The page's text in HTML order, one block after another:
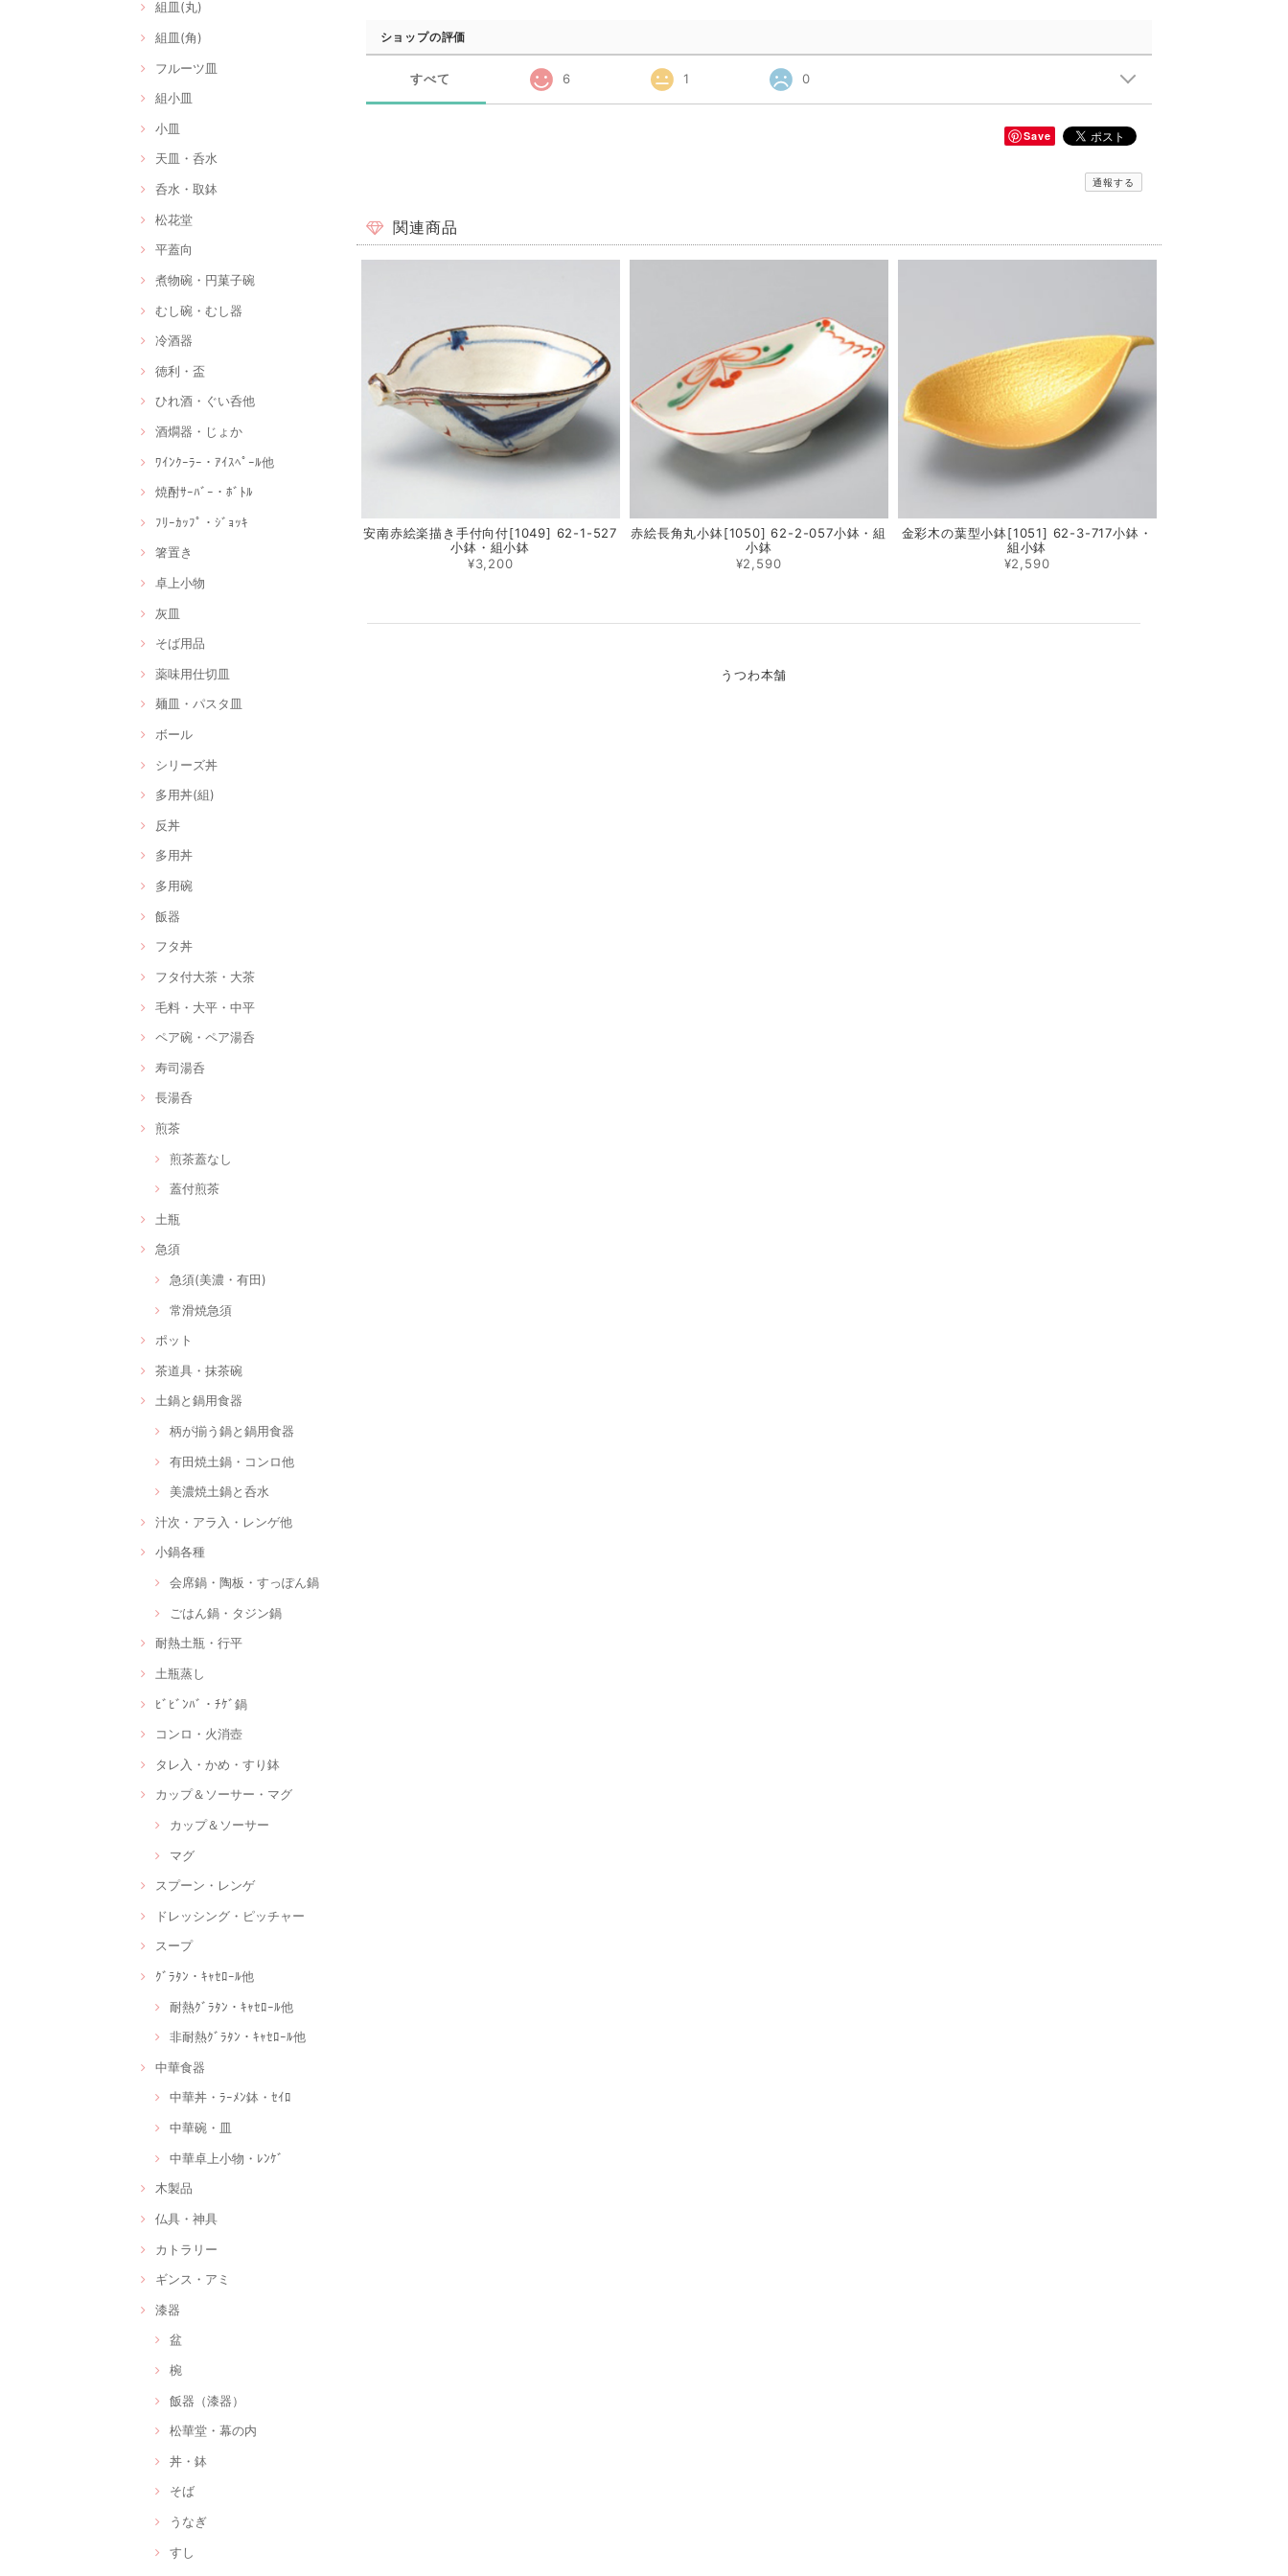
組皿(丸)
組皿(角)
フルーツ皿
組小皿
小皿
天皿・呑水
呑水・取鉢
松花堂
平蓋向
煮物碗・円菓子碗
むし碗・むし器
冷酒器
徳利・盃
ひれ酒・ぐい呑他
酒燗器・じょか
ﾜｲﾝｸｰﾗｰ・ｱｲｽﾍﾟｰﾙ他
焼酎ｻｰﾊﾞｰ・ﾎﾞﾄﾙ
ﾌﾘｰｶｯﾌﾟ・ｼﾞｮｯｷ
箸置き
卓上小物
灰皿
そば用品
薬味用仕切皿
麺皿・パスタ皿
ボール
シリーズ丼
多用丼(組)
反丼
多用丼
多用碗
飯器
フタ丼
フタ付大茶・大茶
毛料・大平・中平
ペア碗・ペア湯呑
寿司湯呑
長湯呑
煎茶
煎茶蓋なし
蓋付煎茶
土瓶
急須
急須(美濃・有田)
常滑焼急須
ポット
茶道具・抹茶碗
土鍋と鍋用食器
柄が揃う鍋と鍋用食器
有田焼土鍋・コンロ他
美濃焼土鍋と呑水
汁次・アラ入・レンゲ他
小鍋各種
会席鍋・陶板・すっぽん鍋
ごはん鍋・タジン鍋
耐熱土瓶・行平
土瓶蒸し
ﾋﾞﾋﾞﾝﾊﾞ・ﾁｹﾞ鍋
コンロ・火消壺
タレ入・かめ・すり鉢
カップ＆ソーサー・マグ
カップ＆ソーサー
マグ
スプーン・レンゲ
ドレッシング・ピッチャー
スープ
ｸﾞﾗﾀﾝ・ｷｬｾﾛｰﾙ他
耐熱ｸﾞﾗﾀﾝ・ｷｬｾﾛｰﾙ他
非耐熱ｸﾞﾗﾀﾝ・ｷｬｾﾛｰﾙ他
中華食器
中華丼・ﾗｰﾒﾝ鉢・ｾｲﾛ
中華碗・皿
中華卓上小物・ﾚﾝｹﾞ
木製品
仏具・神具
カトラリー
ギンス・アミ
漆器
盆
椀
飯器（漆器）
松華堂・幕の内
丼・鉢
そば
うなぎ
すし
ショップの評価
すべて 6 1 0
Save
通報する
関連商品
安南赤絵楽描き手付向付[1049] 62-1-527
小鉢・組小鉢
¥3,200
赤絵長角丸小鉢[1050] 62-2-057小鉢・組
小鉢
¥2,590
金彩木の葉型小鉢[1051] 62-3-717小鉢・
組小鉢
¥2,590
うつわ本舗